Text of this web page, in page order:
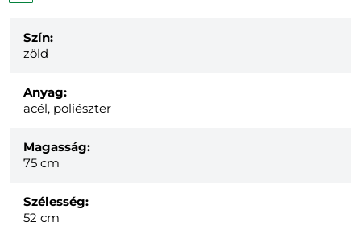
Szín:
zöld
Anyag:
acél, poliészter
Magasság:
75 cm
Szélesség:
52 cm